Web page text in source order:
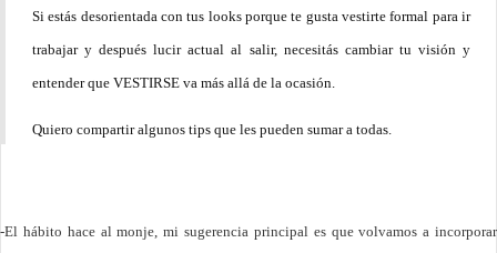
Siestás desorientada con tus looks porque te gusta vestirte formal para ir
trabajar y después lucir actual al salir, necesitás cambiar tu visión y
entender que VESTIRSE va más allá de la ocasión.
Quiero compartir algunos tips que les pueden sumar a todas.
-El hábito hace al monje, mi sugerencia principal es que volvamos a incorporar